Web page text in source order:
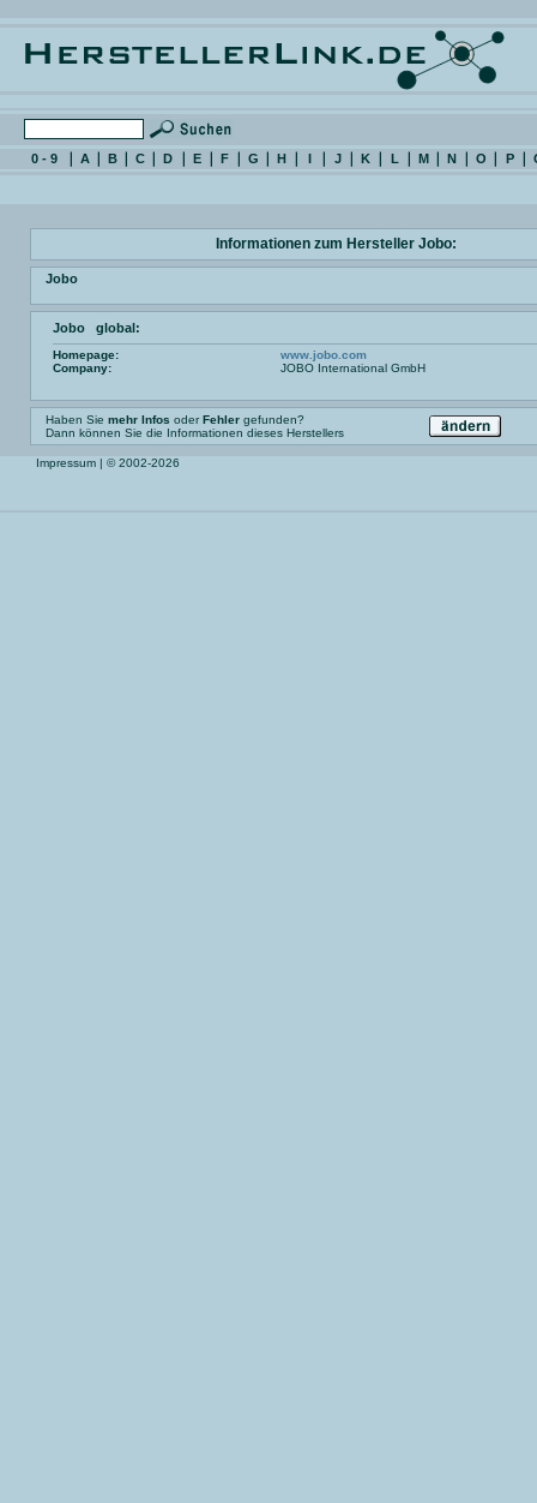
0 - 9 A B C D E F G H I J K L M N O P
Informationen zum Hersteller Jobo:
Jobo
Jobo global:
Homepage:
www.jobo.com
Company:
JOBO International GmbH
Haben Sie mehr Infos oderFehler gefunden?
Dann können Sie die Informationen dieses Herstellers
Impressum | © 2002-2026